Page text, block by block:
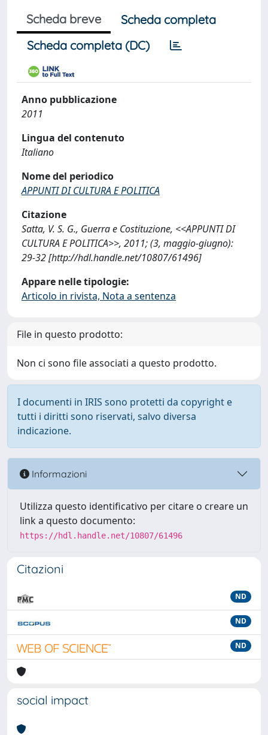
Scheda breve
Scheda completa
Scheda completa (DC)
Anno pubblicazione
2011
Lingua del contenuto
Italiano
Nome del periodico
APPUNTI DI CULTURA E POLITICA
Citazione
Satta, V. S. G., Guerra e Costituzione, <<APPUNTI DI
CULTURA E POLITICA>>, 2011; (3, maggio-giugno):
29-32 [http://hdl.handle.net/10807/61496]
Appare nelle tipologie:
Articolo in rivista, Nota a sentenza
File in questo prodotto:
Non ci sono file associati a questo prodotto.
I documenti in IRIS sono protetti da copyright e
tutti i diritti sono riservati, salvo diversa
indicazione.
Informazioni
Utilizza questo identificativo per citare o creare un
link a questo documento:
https://hdl.handle.net/10807/61496
Citazioni
ND
ND
ND
social impact